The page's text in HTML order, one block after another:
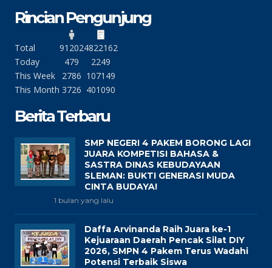
Rincian Pengunjung
Total 912024822162
Today
479
2249
This Week
2786 107149
This Month 3726 401090
Berita Terbaru
SMP NEGERI 4 PAKEM BORONG LAGI
JUARA KOMPETISI BAHASA &
SASTRA DINAS KEBUDAYAAN
SLEMAN: BUKTI GENERASI MUDA
CINTA BUDAYA!
1 bulan yang lalu
Daffa Arvinanda Raih Juara ke-1
Kejuaraan Daerah Pencak Silat DIY
2026, SMPN 4 Pakem Terus Wadahi
Potensi Terbaik Siswa